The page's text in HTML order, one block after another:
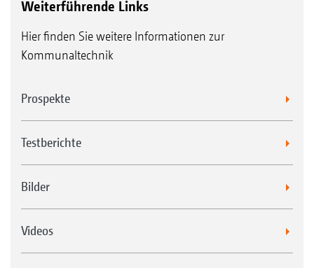
Weiterführende Links
Hier finden Sie weitere Informationen zur
Kommunaltechnik
Prospekte
Testberichte
Bilder
Videos